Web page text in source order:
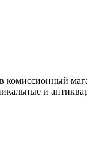
комиссионный
и